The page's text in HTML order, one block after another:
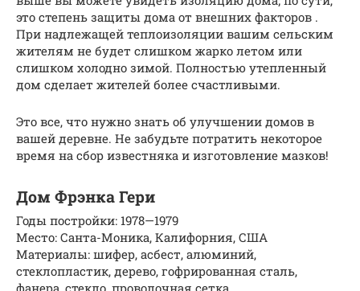
это степень защиты дома от внешних факторов .
При надлежащей теплоизоляции вашим сельским
жителям не будет слишком жарко летом или
слишком холодно зимой. Полностью утепленный
дом сделает жителей более счастливыми.
Это все, что нужно знать об улучшении домов в
вашей деревне. Не забудьте потратить некоторое
время на сбор известняка и изготовление мазков!
Дом Фрэнка Гери
Годы постройки: 1978—1979
Место: Санта-Моника, Калифорния, США
Материалы: шифер, асбест, алюминий,
стеклопластик, дерево, гофрированная сталь,